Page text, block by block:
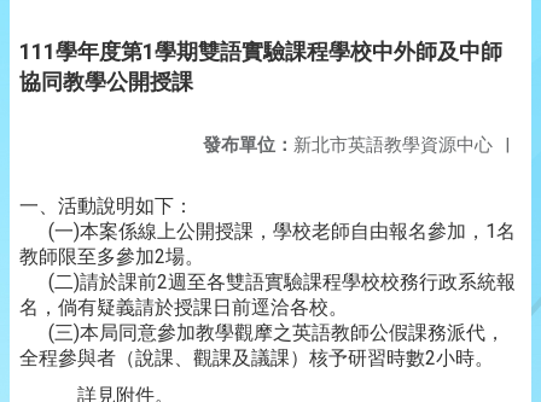
111學年度第1學期雙語實驗課程學校中外師及中師
協同教學公開授課
發布單位： 新北市英語教學資源中心 |
一、活動說明如下：
(一)本案係線上公開授課，學校老師自由報名參加，1名
教師限至多參加2場。
(二)請於課前2週至各雙語實驗課程學校校務行政系統報
名，倘有疑義請於授課日前逕洽各校。
(三)本局同意參加教學觀摩之英語教師公假課務派代，
全程參與者（說課、觀課及議課）核予研習時數2小時。
詳見附件。